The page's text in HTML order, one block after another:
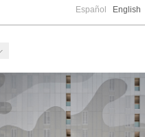
Español English